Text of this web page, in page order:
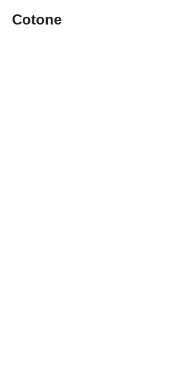
Cotone